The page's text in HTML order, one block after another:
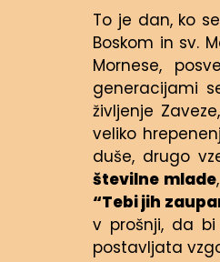
To je dan, ko
Boskom in sv.
Mornese,
generacijami
življenje
veliko
duše, drugo
številne mlade
“Tebi jih
v prošnji, da
postavljata